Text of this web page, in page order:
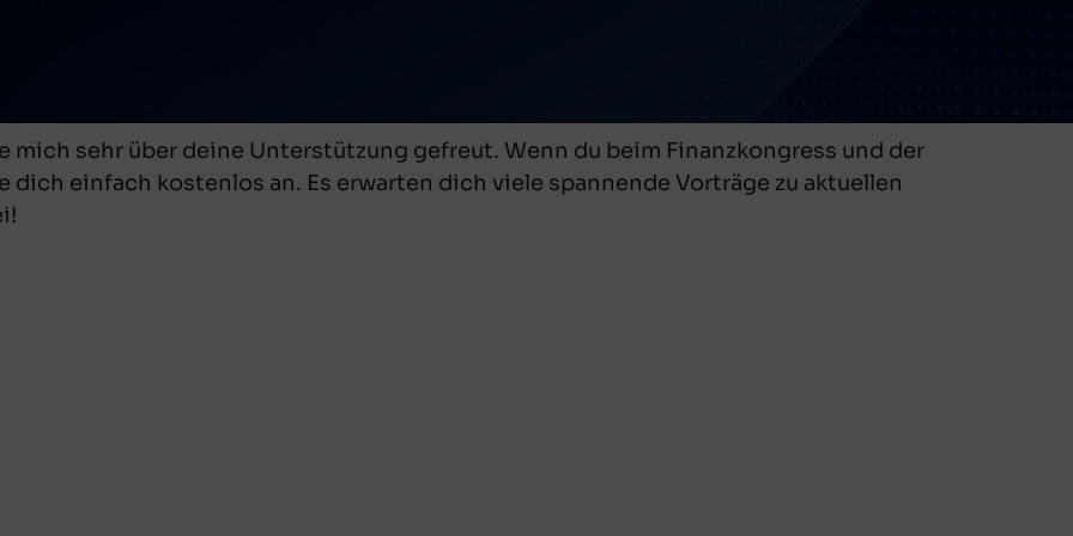
mich sehr über deine Unterstützung gefreut. Wenn du beim Finanzkongress und der
einfach kostenlos an. Es erwarten dich viele spannende Vorträge zu aktuellen